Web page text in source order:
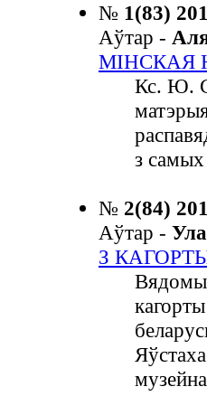
№ 1(83)
Аўтар -
МІНСКАЯ
Кс. Ю.
з
№ 2(84)
Аўтар -
З
Вядомы